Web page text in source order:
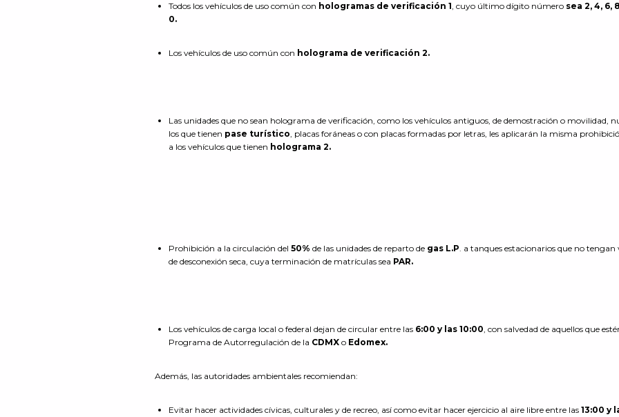
Todos los vehículos de uso común con hologramas de verificación 1, cuyo último dígito número sea 2, 4, 6,
0.
Los vehículos de uso común con holograma de verificación 2.
Las unidades que no sean holograma de verificación, como los vehículos antiguos, de demostración o movilidad,
los que tienen pase turístico, placas foráneas o con placas formadas por letras, les aplicarán la misma
a los vehículos que tienen holograma 2.
Prohibición a la circulación del50% de las unidades de reparto de gas L.P. a tanques estacionarios que no tengan
de desconexión seca, cuya terminación de matrículas sea PAR.
Los vehículos de carga local o federal dejan de circular entre las 6:00 y las 10:00, con salvedad de aquellos que
Programa de Autorregulación de la CDMXo Edomex.
Además, las autoridades ambientales recomiendan:
Evitar hacer actividades cívicas, culturales y de recreo, así como evitar hacer ejercicio al aire libre entre las13:00 y